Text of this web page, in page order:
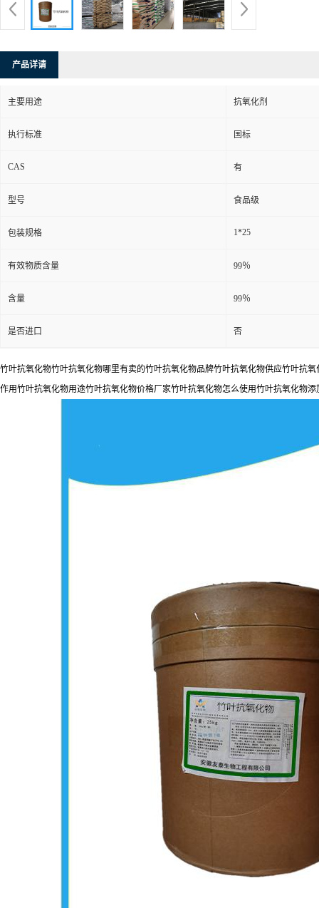
产品详请
主要用途 抗氧化剂
执行标准 国标
CAS 有
型号 食品级
包装规格 1*25
有效物质含量 99％
含量 99％
是否进口 否
竹叶抗氧化物竹叶抗氧化物哪里有卖的竹叶抗氧化物品牌竹叶抗氧化物供应竹叶抗
作用竹叶抗氧化物用途竹叶抗氧化物价格厂家竹叶抗氧化物怎么使用竹叶抗氧化物